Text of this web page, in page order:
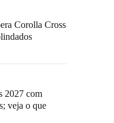
Corolla Cross
2027 com
veja o que